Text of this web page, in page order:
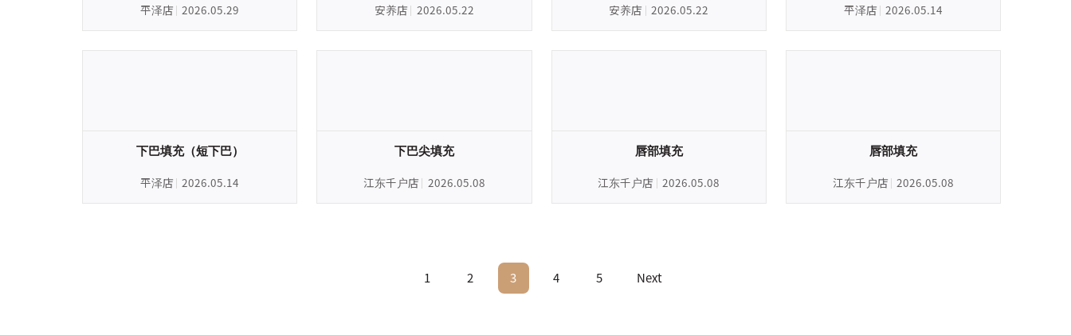
平泽店 2026.05.29 安养店 2026.05.22 安养店 2026.05.22 平泽店 2026.05.14
下巴填充（短下巴）
平泽店 2026.05.14
下巴尖填充
江东千户店 2026.05.08
唇部填充
江东千户店 2026.05.08
唇部填充
江东千户店 2026.05.08
1 2 3 4 5 Next